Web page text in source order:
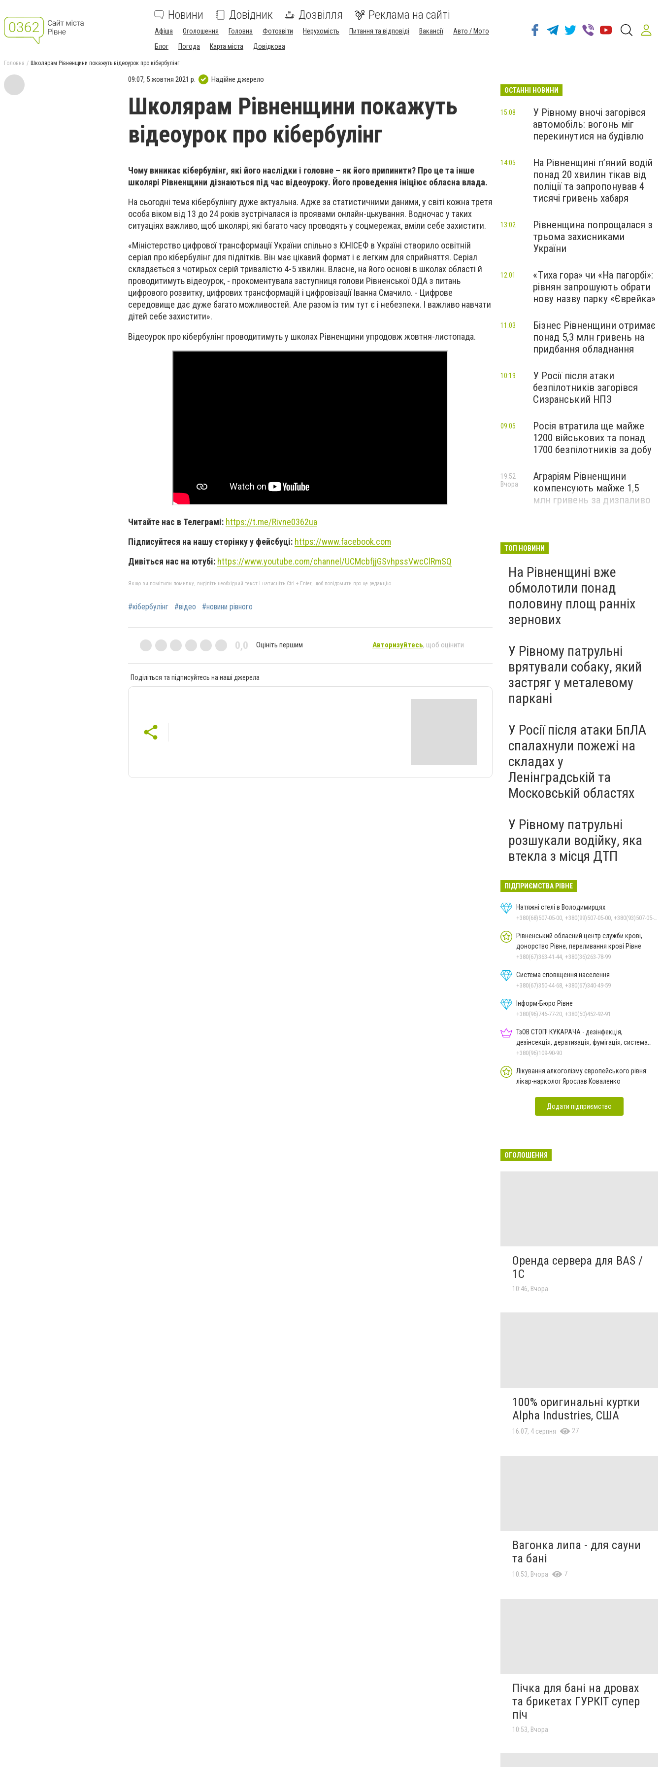
Новини Довідник Дозвілля Реклама на сайті
Афіша Оголошення Головна Фотозвіти Нерухомість Питання та відповіді Вакансії
Авто / Мото
Блог
Погода Карта міста Довідкова
Головна Школярам Рівненщини покажуть відеоурок про кібербулінг
09:07, 5 жовтня 2021 р. Надійне джерело
Школярам Рівненщини покажуть
відеоурок про кібербулінг
Чому виникає кібербулінг, які його наслідки і головне – як його припинити? Про це та інше
школярі Рівненщини дізнаються під час відеоуроку. Його проведення ініціює обласна влада.
На сьогодні тема кібербулінгу дуже актуальна. Адже за статистичними даними, у світі кожна третя
особа віком від 13 до 24 років зустрічалася із проявами онлайн-цькування. Водночас у таких
ситуаціях важливо, щоб школярі, які багато часу проводять у соцмережах, вміли себе захистити.
«Міністерство цифрової трансформації України спільно з ЮНІСЕФ в Україні створило освітній
серіал про кібербулінг для підлітків. Він має цікавий формат і є легким для сприйняття. Серіал
складається з чотирьох серій тривалістю 4-5 хвилин. Власне, на його основі в школах області й
проводитимуть відеоурок, - прокоментувала заступниця голови Рівненської ОДА з питань
цифрового розвитку, цифрових трансформацій і цифровізації Іванна Смачило. - Цифрове
середовище дає дуже багато можливостей. Але разом із тим тут є і небезпеки. І важливо навчати
дітей себе захистити».
Відеоурок про кібербулінг проводитимуть у школах Рівненщини упродовж жовтня-листопада.
Читайте нас в Телеграмі: https://t.me/Rivne0362ua
Підписуйтеся на нашу сторінку у фейсбуці: https://www.facebook.com
Дивіться нас на ютубі: https://www.youtube.com/channel/UCMcbfjjGSvhpssVwcClRmSQ
Якщо ви помітили помилку, виділіть необхідний текст і натисніть Ctrl + Enter, щоб повідомити про це редакцію
#кібербулінг #відео #новини рівного
0,0 Оцініть першим Авторизуйтесь, щоб оцінити
Поділіться та підписуйтесь на наші джерела
ОСТАННІ НОВИНИ
У Рівному вночі загорівся
автомобіль: вогонь міг
перекинутися на будівлю
15:08
На Рівненщині п’яний водій
понад 20 хвилин тікав від
поліції та запропонував 4
тисячі гривень хабаря
14:05
Рівненщина попрощалася з
трьома захисниками
України
13:02
«Тиха гора» чи «На пагорбі»:
рівнян запрошують обрати
нову назву парку «Єврейка»
12:01
Бізнес Рівненщини отримає
понад 5,3 млн гривень на
придбання обладнання
11:03
У Росії після атаки
безпілотників загорівся
Сизранський НПЗ
10:19
Росія втратила ще майже
1200 військових та понад
1700 безпілотників за добу
09:05
Аграріям Рівненщини
компенсують майже 1,5
млн гривень за дизпаливо
19:52
Вчора
ТОП НОВИНИ
На Рівненщині вже
обмолотили понад
половину площ ранніх
зернових
У Рівному патрульні
врятували собаку, який
застряг у металевому
паркані
У Росії після атаки БпЛА
спалахнули пожежі на
складах у
Ленінградській та
Московській областях
У Рівному патрульні
розшукали водійку, яка
втекла з місця ДТП
ПІДПРИЄМСТВА РІВНЕ
Натяжні стелі в Володимирцях
+380(68)507-05-00, +380(99)507-05-00, +380(93)507-05-00
Рівненський обласний центр служби крові,
донорство Рівне, переливання крові Рівне
+380(67)363-41-44, +380(36)263-78-99
Система сповіщення населення
+380(67)350-44-68, +380(67)340-49-59
Інформ-Бюро Рівне
+380(96)746-77-20, +380(50)452-92-91
ТзОВ СТОП! КУКАРАЧА - дезінфекція,
дезінсекція, дератизація, фумігація, система
HACCP
+380(96)109-90-90
Лікування алкоголізму європейського рівня:
лікар-нарколог Ярослав Коваленко
Додати підприємство
ОГОЛОШЕННЯ
Оренда сервера для BAS /
1C
10:46, Вчора
100% оригинальні куртки
Alpha Industries, США
16:07, 4 серпня 27
Вагонка липа - для сауни
та бані
10:53, Вчора 7
Пічка для бані на дровах
та брикетах ГУРКІТ супер
піч
10:53, Вчора